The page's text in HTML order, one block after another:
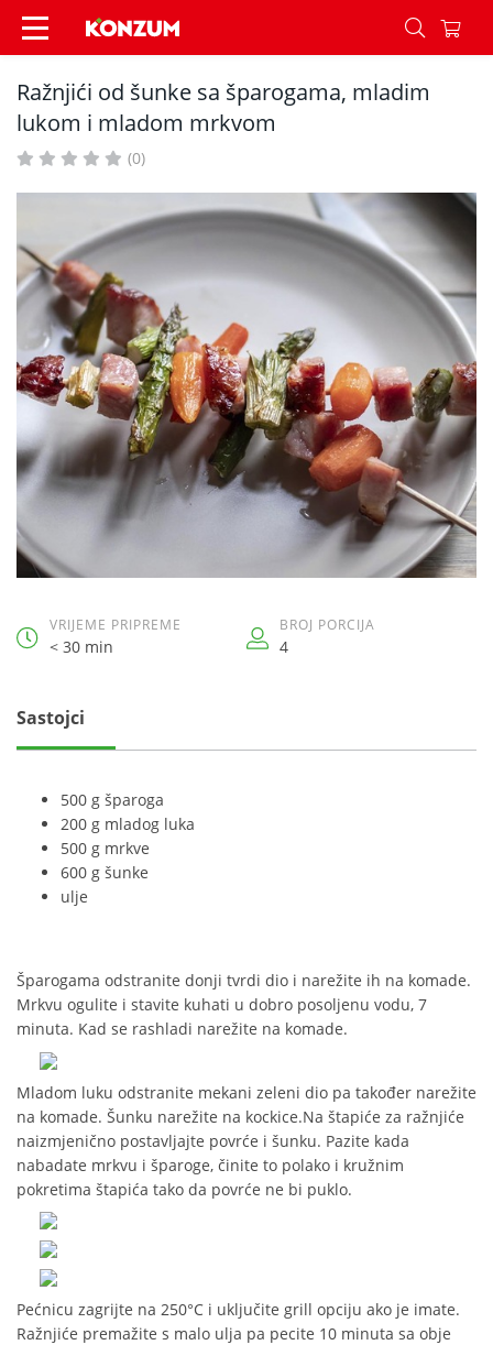
Ražnjići od šunke sa šparogama, mladim lukom
Ražnjići od šunke sa šparogama, mladim
lukom i mladom mrkvom
(0)
VRIJEME PRIPREME
< 30 min
BROJ PORCIJA
4
Sastojci
500 g šparoga
200 g mladog luka
500 g mrkve
600 g šunke
ulje
Šparogama odstranite donji tvrdi dio i narežite ih na komade.
Mrkvu ogulite i stavite kuhati u dobro posoljenu vodu, 7
minuta. Kad se rashladi narežite na komade.
Mladom luku odstranite mekani zeleni dio pa također narežite
na komade. Šunku narežite na kockice.Na štapiće za ražnjiće
naizmjenično postavljajte povrće i šunku. Pazite kada
nabadate mrkvu i šparoge, činite to polako i kružnim
pokretima štapića tako da povrće ne bi puklo.
Pećnicu zagrijte na 250°C i uključite grill opciju ako je imate.
Ražnjiće premažite s malo ulja pa pecite 10 minuta sa obje